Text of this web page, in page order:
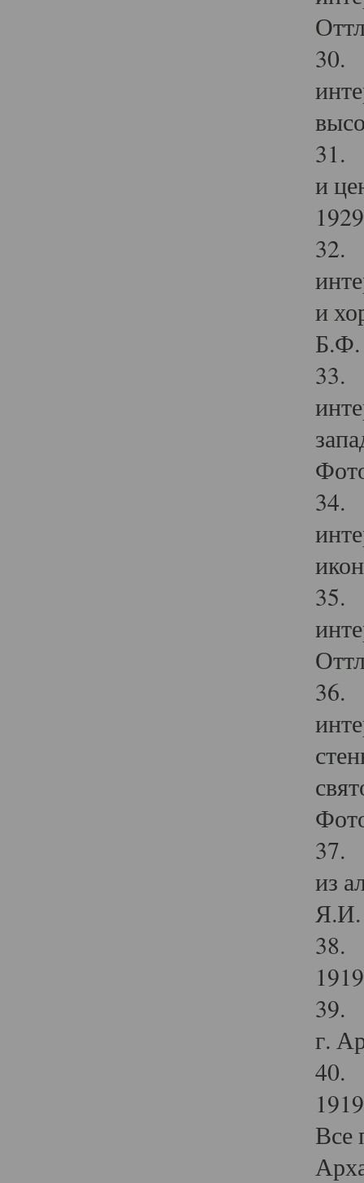
30.
31.
и
32.
и
Б.Ф.
33.
34.
35.
36.
37.
из
Я.И.
38.
39.
г.
40.
Все